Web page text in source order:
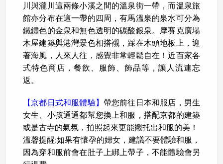
川與瀧川這兩條小溪之間的溫泉街一帶，而溫泉旅
館亦分布在這一帶的四周，有馬溫泉的泉水可分為
鐵鏽色的金泉和無色透明的碳酸銀泉。摩賽克廣場
木屋建築與港灣景色相搭襯，踩在木頭地板上，迎
著海風，人來人往，感覺非常輕鬆自在！近百家各
式特色商店，餐飲、服飾、飾品等，讓人流連忘
返。
【京都日式和服體驗】 帶您前往日本和服店，男生
女生、小孩通通都幫您換上和服，搭配京都的建築
或是古寺的氣氛，拍照起來更能襯托出和服的美！
溫馨提醒:如果有懷孕的婦女，建議不要體驗和服，
因為穿和服前會在肚子上綁上帶子，不能體驗會另